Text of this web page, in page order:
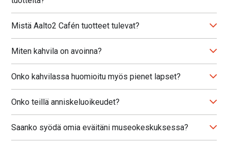
Mistä Aalto2 Cafén tuotteet tulevat?
Miten kahvila on avoinna?
Onko kahvilassa huomioitu myös pienet lapset?
Onko teillä anniskeluoikeudet?
Saanko syödä omia eväitäni museokeskuksessa?